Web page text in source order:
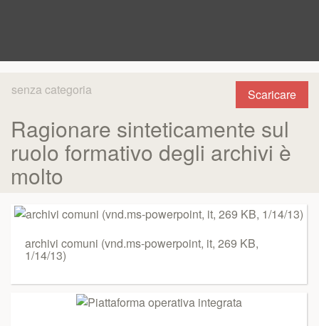
Scaricare
senza categoria
Ragionare sinteticamente sul
ruolo formativo degli archivi è
molto
archivi comuni (vnd.ms-powerpoint, it, 269 KB,
1/14/13)